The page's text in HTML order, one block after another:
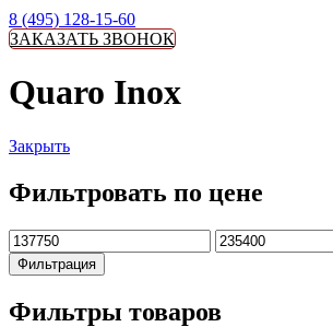
8 (495) 128-15-60
ЗАКАЗАТЬ ЗВОНОК
Quaro Inox
Закрыть
Фильтровать по цене
Минимальная
цена
Максимальная
цена
Фильтрация
Фильтры товаров